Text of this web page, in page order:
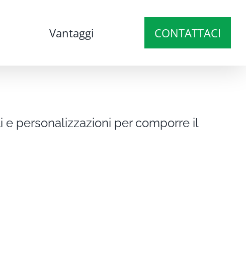
Vantaggi CONTATTACI
e personalizzazioni per comporre il